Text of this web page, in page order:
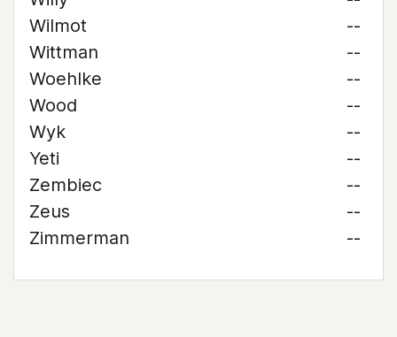
Wilmot
--
Wittman
--
Woehlke
--
Wood
--
Wyk
--
Yeti
--
Zembiec
--
Zeus
--
Zimmerman
--